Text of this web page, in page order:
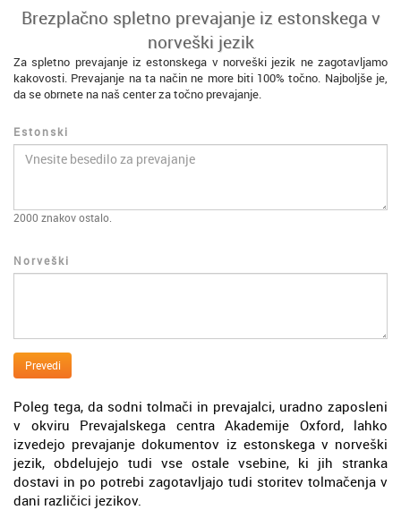
Brezplačno spletno prevajanje iz estonskega v
norveški jezik
Za spletno prevajanje iz estonskega v norveški jezik ne zagotavljamo
kakovosti. Prevajanje na ta način ne more biti 100% točno. Najboljše je,
da se obrnete na naš center za točno prevajanje.
Estonski
2000 znakov ostalo.
Norveški
Prevedi
Poleg tega, da sodni tolmači in prevajalci, uradno zaposleni
v okviru Prevajalskega centra Akademije Oxford, lahko
izvedejo prevajanje dokumentov iz estonskega v norveški
jezik, obdelujejo tudi vse ostale vsebine, ki jih stranka
dostavi in po potrebi zagotavljajo tudi storitev tolmačenja v
dani različici jezikov.